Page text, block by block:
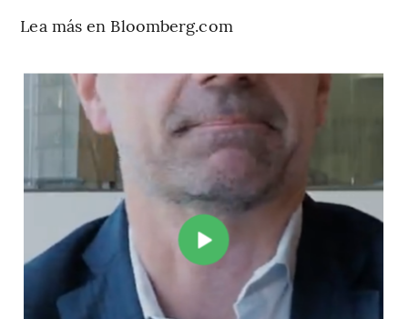
Lea más en Bloomberg.com